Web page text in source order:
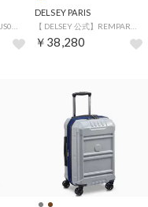
DELSEY PARIS
￥38,280